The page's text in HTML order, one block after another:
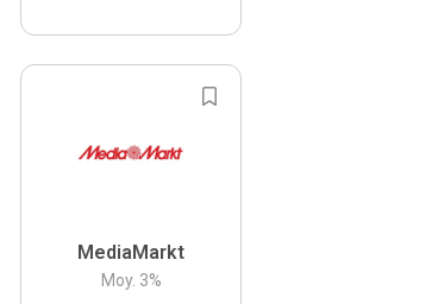
MediaMarkt
Moy. 3%